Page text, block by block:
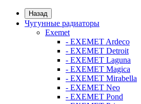
Назад
Чугунные радиаторы
Exemet
- EXEMET Ardeco
- EXEMET Detroit
- EXEMET Laguna
- EXEMET Magica
- EXEMET Mirabella
- EXEMET Neo
- EXEMET Pond